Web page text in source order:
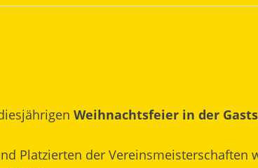
Weihnachtsfeier in der
Platzierten der